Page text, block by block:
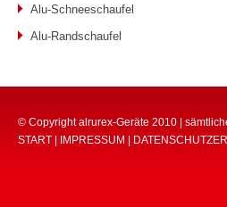
Alu-Schneeschaufel
Alu-Randschaufel
© Copyright alrurex-Geräte 2010 |
START
IMPRESSUM